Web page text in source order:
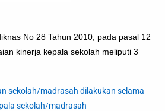
No 28 Tahun 2010, pada pasal 12
kinerja kepala sekolah meliputi 3
sekolah/madrasah dilakukan selama
sekolah/madrasah